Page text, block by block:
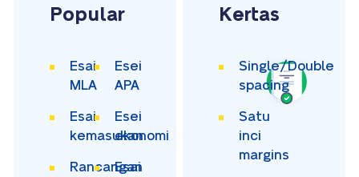
Popular
Esai
MLA
Esei
APA
Esai
kemasukan
Esei
ekonomi
Rancangan
Esai
Kertas
Single/Double
spacing
Satu
inci
margins